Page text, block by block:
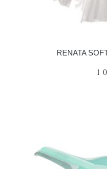
RENATA
1